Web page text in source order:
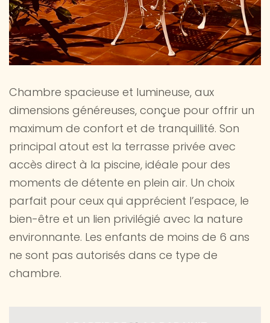
Chambre spacieuse et lumineuse, aux
dimensions généreuses, conçue pour offrir un
maximum de confort et de tranquillité. Son
principal atout est la terrasse privée avec
accès direct à la piscine, idéale pour des
moments de détente en plein air. Un choix
parfait pour ceux qui apprécient l’espace, le
bien-être et un lien privilégié avec la nature
environnante. Les enfants de moins de 6 ans
ne sont pas autorisés dans ce type de
chambre.